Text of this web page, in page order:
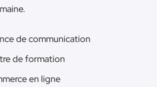
de communication
de formation
en ligne